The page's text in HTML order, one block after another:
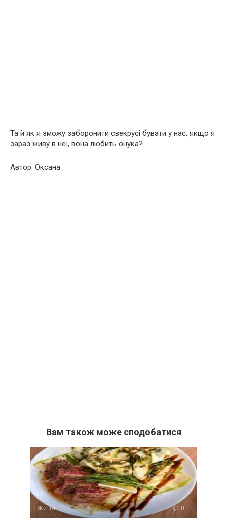
Та й як я зможу заборонити свекрусі бувати у нас, якщо я
зараз живу в неї, вона любить онука?
Автор: Оксана
Вам також може сподобатися
Життя 0